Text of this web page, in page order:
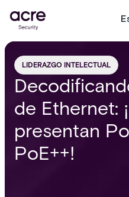
LIDERAZGO INTELECTUAL
de Ethernet:
presentan
PoE++!